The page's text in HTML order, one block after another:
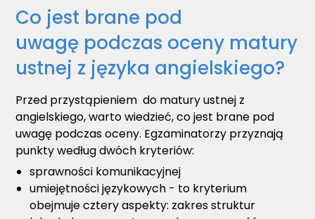
Co jest brane pod
uwagę podczas oceny matury
ustnej z języka angielskiego?
Przed przystąpieniem do matury ustnej z
angielskiego, warto wiedzieć, co jest brane pod
uwagę podczas oceny. Egzaminatorzy przyznają
punkty według dwóch kryteriów:
sprawności komunikacyjnej
umiejętności językowych - to kryterium
obejmuje cztery aspekty: zakres struktur